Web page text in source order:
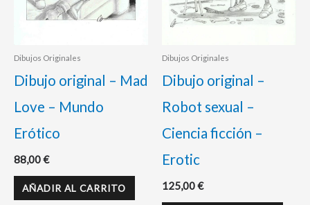
Dibujos Originales
Dibujo original – Mad
Love – Mundo
Erótico
88,00€
AÑADIR AL CARRITO
Dibujos Originales
Dibujo original –
Robot sexual –
Ciencia ficción –
Erotic
125,00€